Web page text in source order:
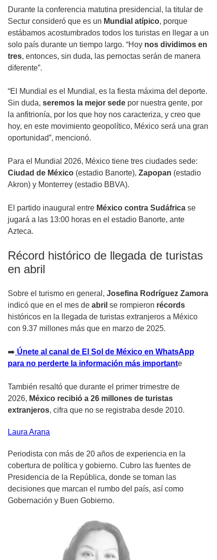
Durante la conferencia matutina presidencial, la titular de
Sectur consideró que es un Mundial atípico, porque
estábamos acostumbrados todos los turistas en llegar a un
solo país durante un tiempo largo. “Hoy nos dividimos en
tres, entonces, sin duda, las pernoctas serán de manera
diferente”.
“El Mundial es el Mundial, es la fiesta máxima del deporte.
Sin duda, seremos la mejor sede por nuestra gente, por
la anfitrionía, por los que hoy nos caracteriza, y creo que
hoy, en este movimiento geopolítico, México será una gran
oportunidad”, mencionó.
Para el Mundial 2026, México tiene tres ciudades sede:
Ciudad de México (estadio Banorte), Zapopan (estadio
Akron) y Monterrey (estadio BBVA).
El partido inaugural entre México contra Sudáfrica se
jugará a las 13:00 horas en el estadio Banorte, ante
Azteca.
Récord histórico de llegada de turistas
en abril
Sobre el turismo en general, Josefina Rodríguez Zamora
indicó que en el mes de abril se rompieron récords
históricos en la llegada de turistas extranjeros a México
con 9.37 millones más que en marzo de 2025.
➡️ Únete al canal de El Sol de México en WhatsApp
para no perderte la información más importante
También resaltó que durante el primer trimestre de
2026, México recibió a 26 millones de turistas
extranjeros, cifra que no se registraba desde 2010.
Laura Arana
Periodista con más de 20 años de experiencia en la
cobertura de política y gobierno. Cubro las fuentes de
Presidencia de la República, donde se toman las
decisiones que marcan el rumbo del país, así como
Gobernación y Buen Gobierno.